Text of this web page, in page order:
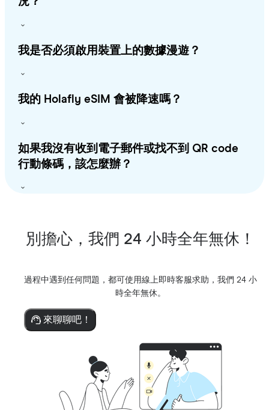
我是否必須啟用裝置上的數據漫遊？
我的 Holafly eSIM 會被降速嗎？
如果我沒有收到電子郵件或找不到 QR code
行動條碼，該怎麼辦？
別擔心，我們 24 小時全年無休！
過程中遇到任何問題，都可使用線上即時客服求助，我們 24 小
時全年無休。
來聊聊吧！